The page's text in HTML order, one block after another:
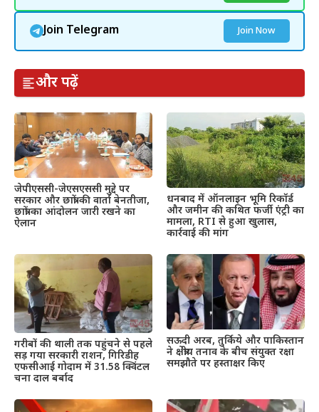
Join Telegram Join Now
और पढ़ें
जेपीएससी-जेएसएससी मुद्दे पर
सरकार और छात्रों की वार्ता बेनतीजा,
छात्रों का आंदोलन जारी रखने का
ऐलान
धनबाद में ऑनलाइन भूमि रिकॉर्ड
और जमीन की कथित फर्जी एंट्री का
मामला, RTI से हुआ खुलास,
कार्रवाई की मांग
गरीबों की थाली तक पहुंचने से पहले
सड़ गया सरकारी राशन, गिरिडीह
एफसीआई गोदाम में 31.58 क्विंटल
चना दाल बर्बाद
सऊदी अरब, तुर्किये और पाकिस्तान
ने क्षेत्रीय तनाव के बीच संयुक्त रक्षा
समझौते पर हस्ताक्षर किए